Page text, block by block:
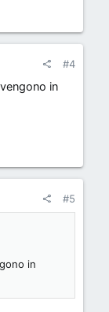
#4
in
#5
in